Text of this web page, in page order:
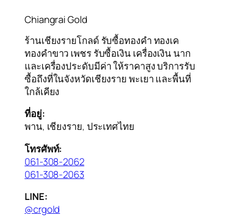
Chiangrai Gold
ร้านเชียงรายโกลด์ รับซื้อทองคำ ทองเค
ทองคำขาว เพชร รับซื้อเงิน เครื่องเงิน นาก
และเครื่องประดับมีค่า ให้ราคาสูง บริการรับ
ซื้อถึงที่ในจังหวัดเชียงราย พะเยา และพื้นที่
ใกล้เคียง
ที่อยู่:
พาน, เชียงราย, ประเทศไทย
โทรศัพท์:
061-308-2062
061-308-2063
LINE:
@crgold